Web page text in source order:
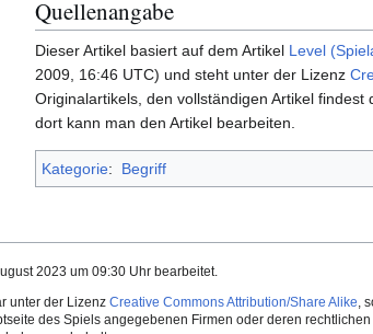
Quellenangabe
Dieser Artikel basiert auf dem Artikel Level
2009, 16:46 UTC) und steht unter der Lizenz
Originalartikels, den vollständigen Artikel
dort kann man den Artikel bearbeiten.
Kategorie: Begriff
2023 um 09:30 Uhr bearbeitet.
unter der Lizenz Creative Commons Attribution/Share Alike,
des Spiels angegebenen Firmen oder deren